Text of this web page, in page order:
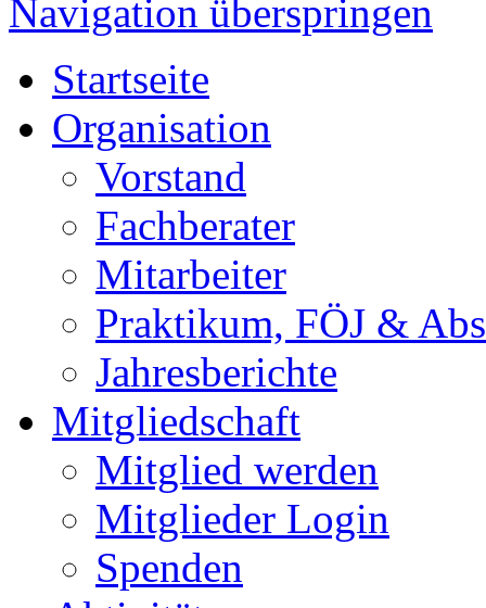
Navigation überspringen
Startseite
Organisation
Vorstand
Fachberater
Mitarbeiter
Praktikum, FÖJ &
Jahresberichte
Mitgliedschaft
Mitglied werden
Mitglieder Login
Spenden